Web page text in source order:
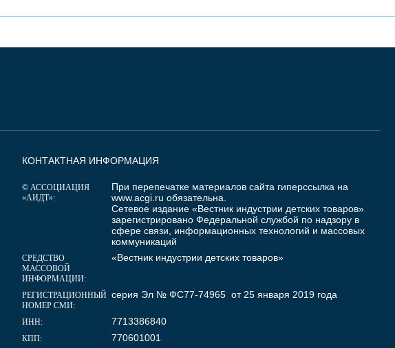
КОНТАКТНАЯ ИНФОРМАЦИЯ
© АССОЦИАЦИЯ
«АИДТ»:
При перепечатке материалов сайта гиперссылка на
www.acgi.ru обязательна.
Сетевое издание «Вестник индустрии детских товаров»
зарегистрировано Федеральной службой по надзору в
сфере связи, информационных технологий и массовых
коммуникаций
СРЕДСТВО
МАССОВОЙ
ИНФОРМАЦИИ:
«Вестник индустрии детских товаров»
РЕГИСТРАЦИОННЫЙ
НОМЕР СМИ:
серия Эл № ФС77-74965 от 25 января 2019 года
ИНН: 7713386840
КПП: 770601001